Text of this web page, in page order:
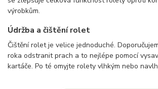
výrobkům.
Údržba a čištění rolet
Čištění rolet je velice jednoduché.
roka odstranit prach a to nejlépe pomocí
kartáče. Po té omyjte rolety vlhkým nebo